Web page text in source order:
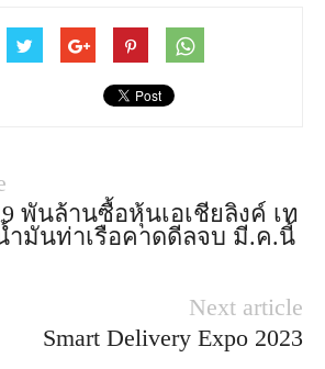
พันล้านซื้อหุ้นเอเชียลิงค์ เท
ำมันท่าเรือคาดดีลจบ มี.ค.นี้
Next article
Smart Delivery Expo 2023